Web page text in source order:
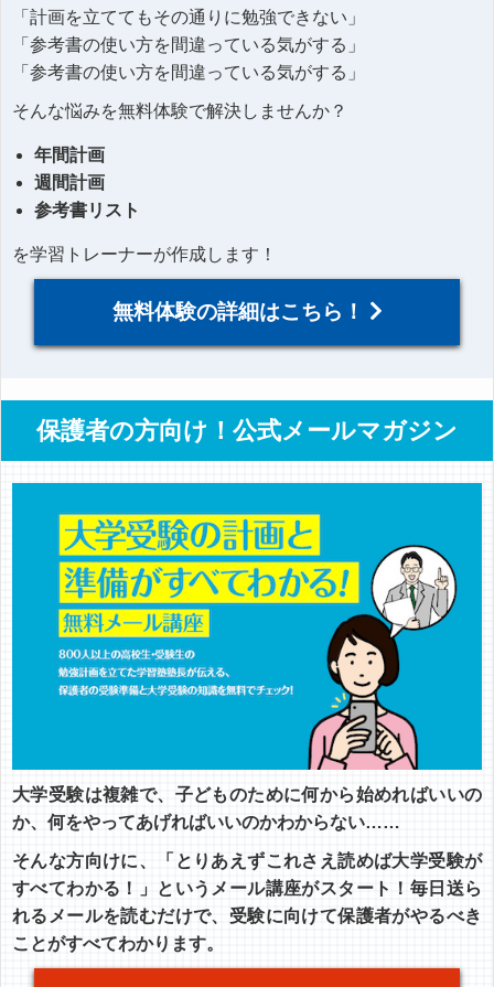
「計画を立ててもその通りに勉強できない」
「参考書の使い方を間違っている気がする」
「参考書の使い方を間違っている気がする」
そんな悩みを無料体験で解決しませんか？
年間計画
週間計画
参考書リスト
を学習トレーナーが作成します！
無料体験の詳細はこちら！
保護者の方向け！公式メールマガジン
大学受験は複雑で、子どものために何から始めればいいの
か、何をやってあげればいいのかわからない……
そんな方向けに、「とりあえずこれさえ読めば大学受験が
すべてわかる！」というメール講座がスタート！毎日送ら
れるメールを読むだけで、受験に向けて保護者がやるべき
ことがすべてわかります。